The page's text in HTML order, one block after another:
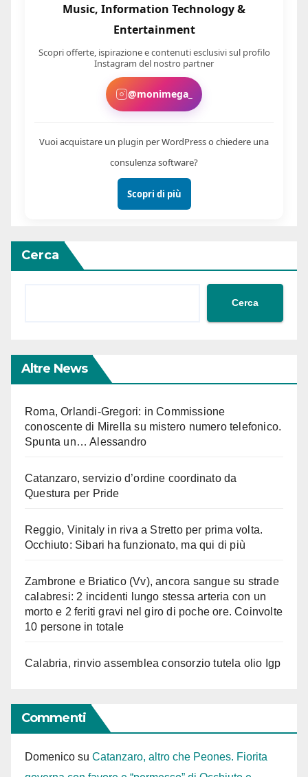
Cerca
Cerca
Altre News
Roma, Orlandi-Gregori: in Commissione
conoscente di Mirella su mistero numero telefonico.
Spunta un… Alessandro
Catanzaro, servizio d’ordine coordinato da
Questura per Pride
Reggio, Vinitaly in riva a Stretto per prima volta.
Occhiuto: Sibari ha funzionato, ma qui di più
Zambrone e Briatico (Vv), ancora sangue su strade
calabresi: 2 incidenti lungo stessa arteria con un
morto e 2 feriti gravi nel giro di poche ore. Coinvolte
10 persone in totale
Calabria, rinvio assemblea consorzio tutela olio Igp
Commenti
Domenico su Catanzaro, altro che Peones. Fiorita
Music, Information Technology &
Entertainment
Scopri offerte, ispirazione e contenuti esclusivi sul profilo
Instagram del nostro partner
@monimega_
Vuoi acquistare un plugin per WordPress o chiedere una
consulenza software?
Scopri di più